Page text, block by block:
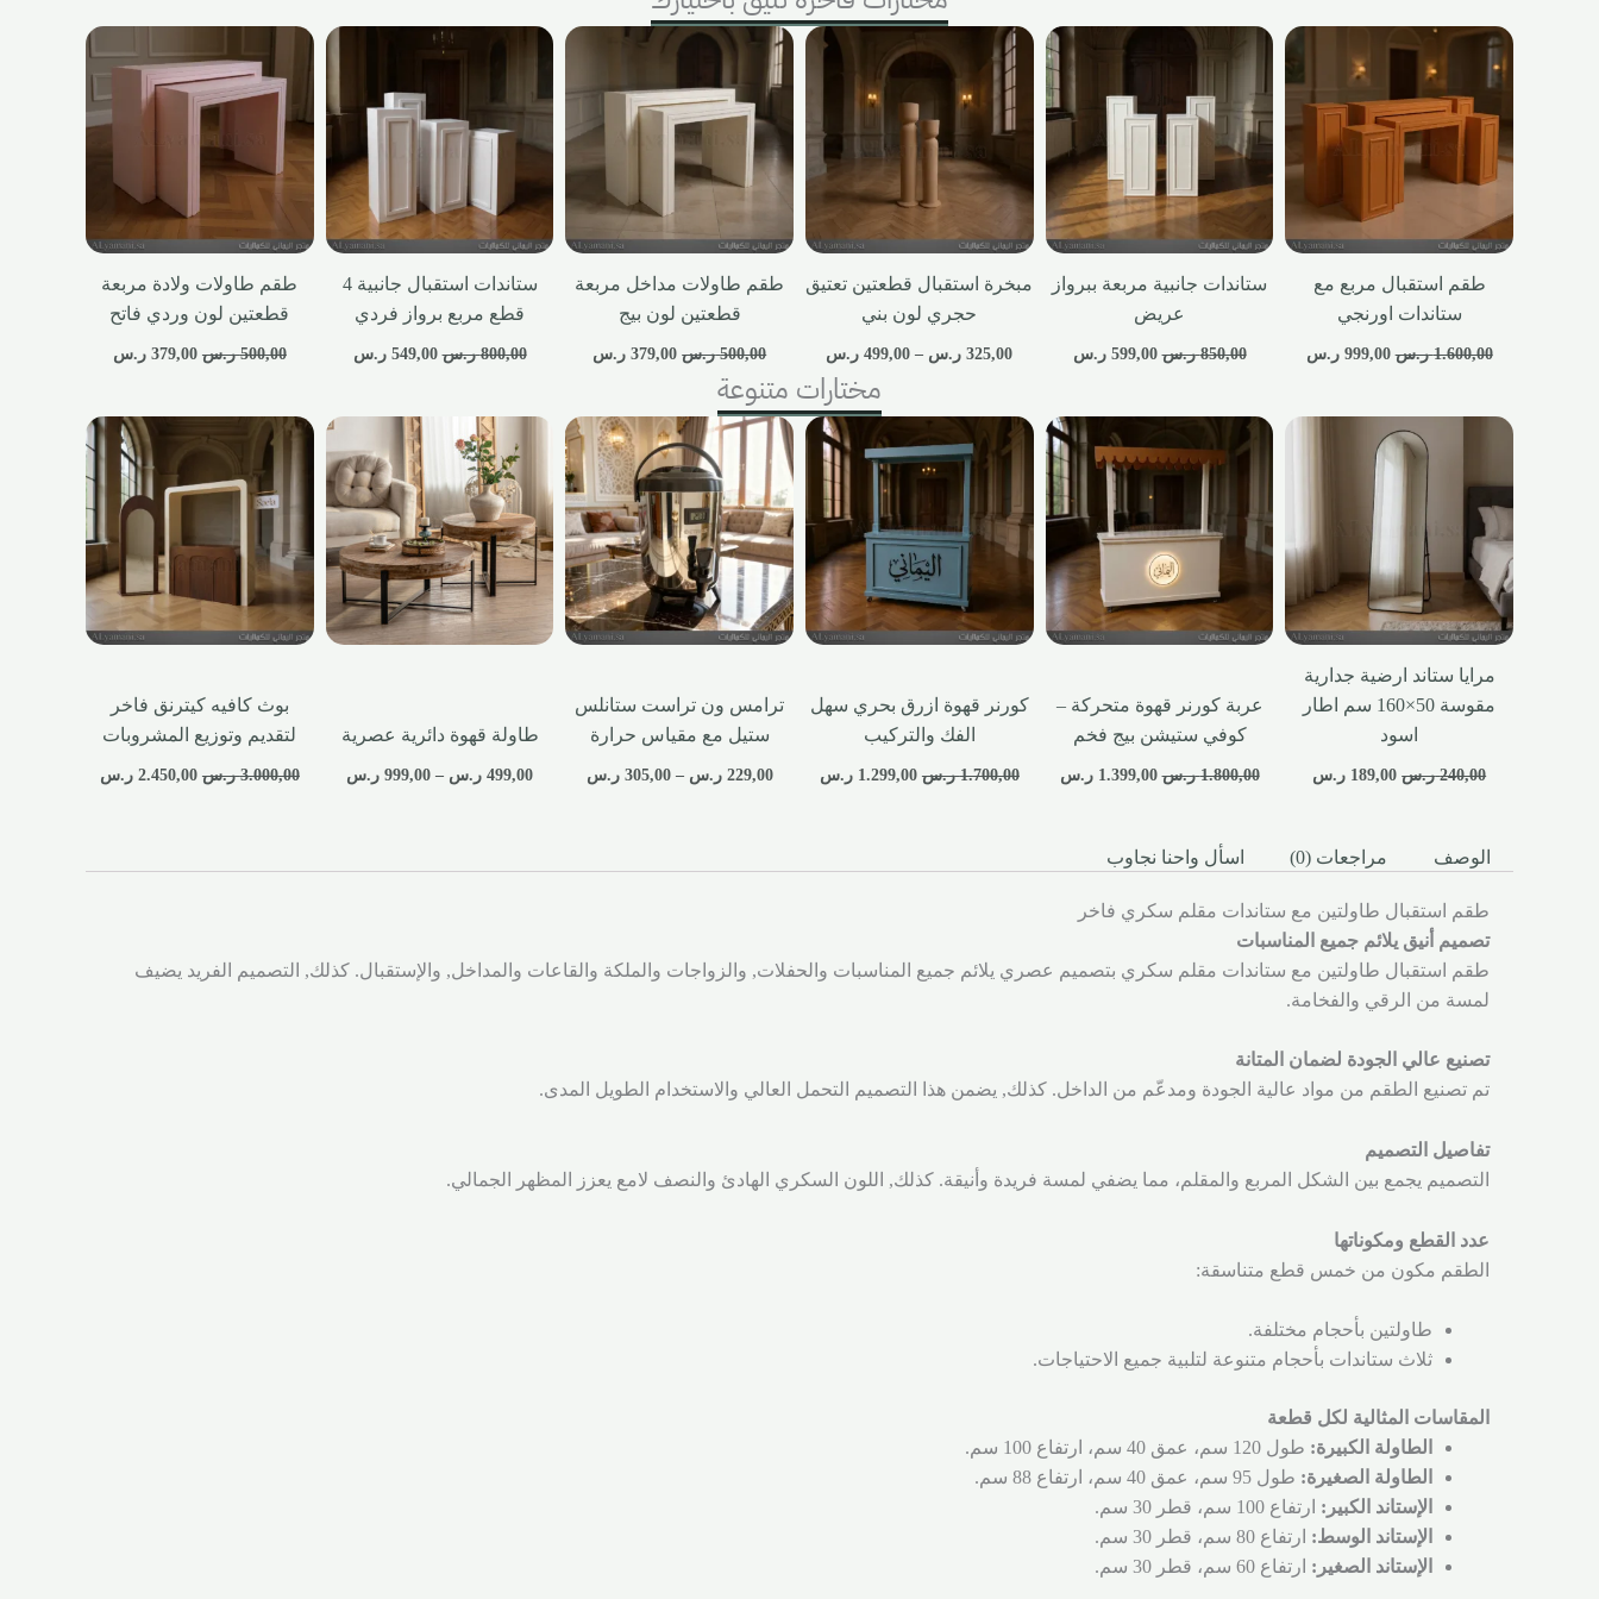
طقم استقبال مربع مع
ستاندات اورنجي
1.600,00 ر.س 999,00 ر.س
ستاندات جانبية مربعة ببرواز
عريض
850,00 ر.س 599,00 ر.س
مبخرة استقبال قطعتين تعتيق
حجري لون بني
325,00 ر.س –
499,00 ر.س
طقم طاولات مداخل مربعة
قطعتين لون بيج
500,00 ر.س 379,00 ر.س
ستاندات استقبال جانبية 4
قطع مربع برواز فردي
800,00 ر.س 549,00 ر.س
طقم طاولات ولادة مربعة
قطعتين لون وردي فاتح
500,00 ر.س 379,00 ر.س
مختارات متنوعة
مرايا ستاند ارضية جدارية
مقوسة 50×160 سم اطار
اسود
240,00 ر.س 189,00 ر.س
عربة كورنر قهوة متحركة –
كوفي ستيشن بيج فخم
1.800,00 ر.س 1.399,00 ر.س
كورنر قهوة ازرق بحري سهل
الفك والتركيب
1.700,00 ر.س 1.299,00 ر.س
ترامس ون تراست ستانلس
ستيل مع مقياس حرارة
229,00 ر.س –
305,00 ر.س
طاولة قهوة دائرية عصرية
499,00 ر.س –
999,00 ر.س
بوث كافيه كيترنق فاخر
لتقديم وتوزيع المشروبات
3.000,00 ر.س 2.450,00 ر.س
الوصف مراجعات (0) اسأل واحنا نجاوب
طقم استقبال طاولتين مع ستاندات مقلم سكري فاخر
تصميم أنيق يلائم جميع المناسبات
طقم استقبال طاولتين مع ستاندات مقلم سكري بتصميم عصري يلائم جميع المناسبات والحفلات, والزواجات والملكة والقاعات والمداخل, والإستقبال. كذلك, التصميم الفريد يضيف
لمسة من الرقي والفخامة.
تصنيع عالي الجودة لضمان المتانة
تم تصنيع الطقم من مواد عالية الجودة ومدعّم من الداخل. كذلك, يضمن هذا التصميم التحمل العالي والاستخدام الطويل المدى.
تفاصيل التصميم
التصميم يجمع بين الشكل المربع والمقلم، مما يضفي لمسة فريدة وأنيقة. كذلك, اللون السكري الهادئ والنصف لامع يعزز المظهر الجمالي.
عدد القطع ومكوناتها
الطقم مكون من خمس قطع متناسقة:
طاولتين بأحجام مختلفة.
ثلاث ستاندات بأحجام متنوعة لتلبية جميع الاحتياجات.
المقاسات المثالية لكل قطعة
الطاولة الكبيرة: طول 120 سم، عمق 40 سم، ارتفاع 100 سم.
الطاولة الصغيرة: طول 95 سم، عمق 40 سم، ارتفاع 88 سم.
الإستاند الكبير: ارتفاع 100 سم، قطر 30 سم.
الإستاند الوسط: ارتفاع 80 سم، قطر 30 سم.
الإستاند الصغير: ارتفاع 60 سم، قطر 30 سم.